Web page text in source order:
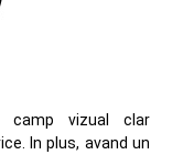
camp vizual clar
In plus, avand un